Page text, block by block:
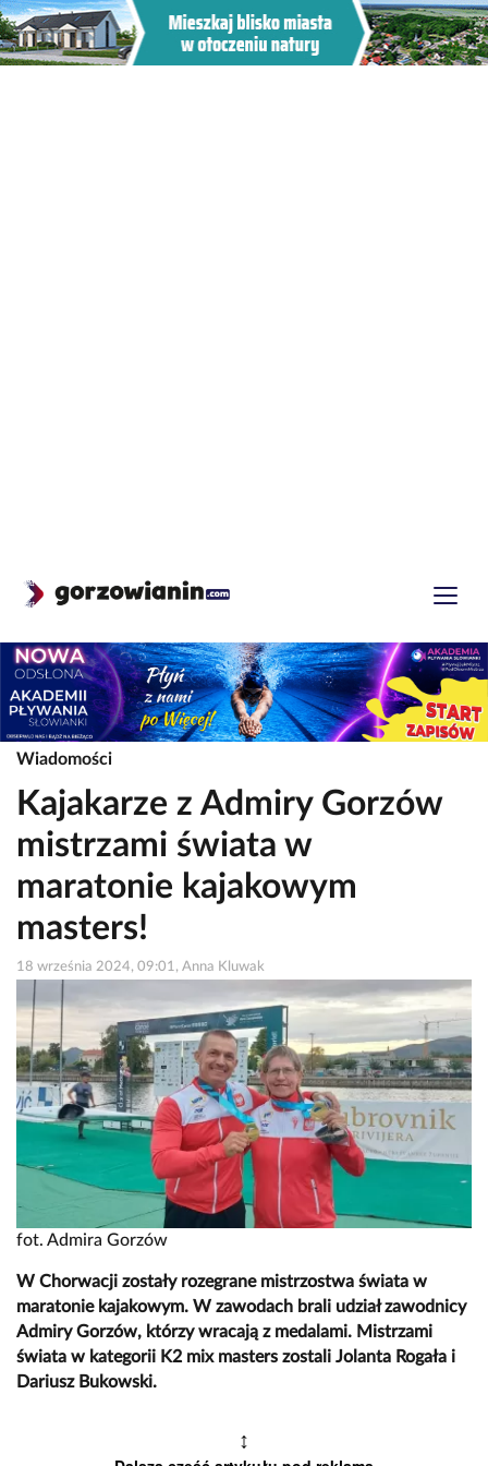
Wiadomości
Kajakarze z Admiry Gorzów
mistrzami świata w
maratonie kajakowym
masters!
18 września 2024, 09:01, Anna Kluwak
fot. Admira Gorzów
W Chorwacji zostały rozegrane mistrzostwa świata w
maratonie kajakowym. W zawodach brali udział zawodnicy
Admiry Gorzów, którzy wracają z medalami. Mistrzami
świata w kategorii K2 mix masters zostali Jolanta Rogała i
Dariusz Bukowski.
↕